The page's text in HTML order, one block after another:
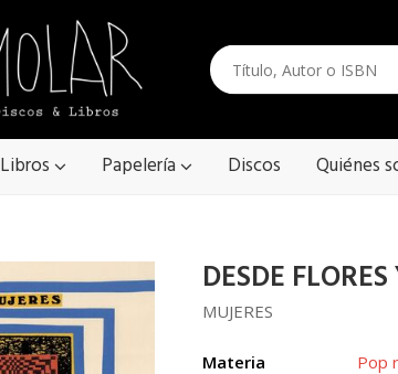
Libros Papelería Discos Quiénes
DESDE
MUJERES
Materia Pop